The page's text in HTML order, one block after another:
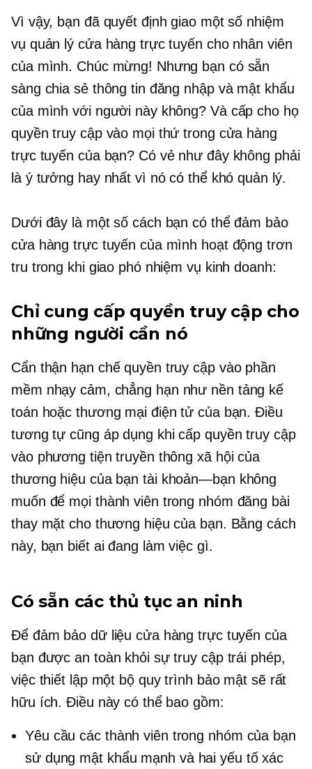
Vì vậy, bạn đã quyết định giao một số nhiệm
vụ quản lý cửa hàng trực tuyến cho nhân viên
của mình. Chúc mừng! Nhưng bạn có sẵn
sàng chia sẻ thông tin đăng nhập và mật khẩu
của mình với người này không? Và cấp cho họ
quyền truy cập vào mọi thứ trong cửa hàng
trực tuyến của bạn? Có vẻ như đây không phải
là ý tưởng hay nhất vì nó có thể khó quản lý.
Dưới đây là một số cách bạn có thể đảm bảo
cửa hàng trực tuyến của mình hoạt động trơn
tru trong khi giao phó nhiệm vụ kinh doanh:
Chỉ cung cấp quyền truy cập cho
những người cần nó
Cẩn thận hạn chế quyền truy cập vào phần
mềm nhạy cảm, chẳng hạn như nền tảng kế
toán hoặc thương mại điện tử của bạn. Điều
tương tự cũng áp dụng khi cấp quyền truy cập
vào phương tiện truyền thông xã hội của
thương hiệu của bạn tài khoản—bạn không
muốn để mọi thành viên trong nhóm đăng bài
thay mặt cho thương hiệu của bạn. Bằng cách
này, bạn biết ai đang làm việc gì.
Có sẵn các thủ tục an ninh
Để đảm bảo dữ liệu cửa hàng trực tuyến của
bạn được an toàn khỏi sự truy cập trái phép,
việc thiết lập một bộ quy trình bảo mật sẽ rất
hữu ích. Điều này có thể bao gồm:
Yêu cầu các thành viên trong nhóm của bạn
sử dụng mật khẩu mạnh và hai yếu tốxác